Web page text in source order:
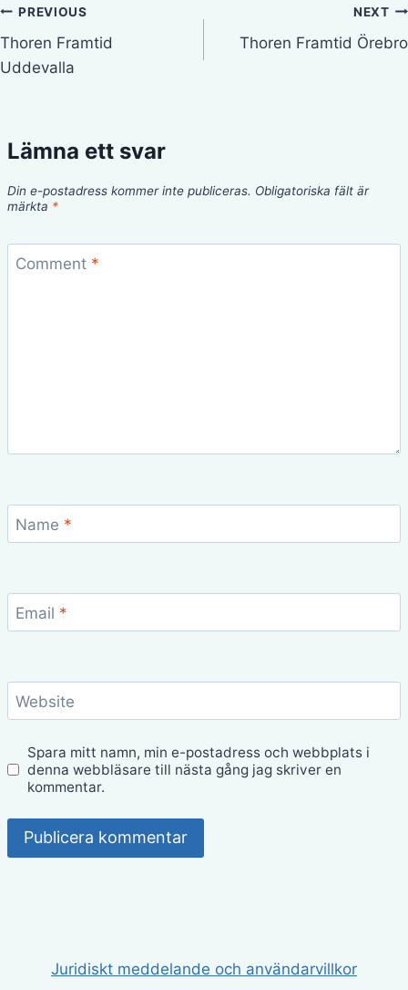
Inläggsnavigering
PREVIOUS
Thoren Framtid
Uddevalla
NEXT
Thoren Framtid Örebro
Lämna ett svar
Din e-postadress kommer inte publiceras. Obligatoriska fält är
märkta *
Comment *
Name *
Email *
Website
Spara mitt namn, min e-postadress och webbplats i
denna webbläsare till nästa gång jag skriver en
kommentar.
Juridiskt meddelande och användarvillkor